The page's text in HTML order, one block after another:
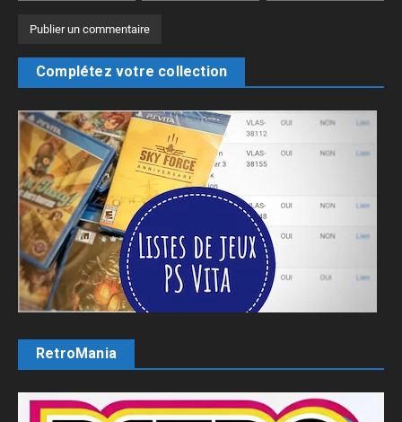
Complétez votre collection
RetroMania